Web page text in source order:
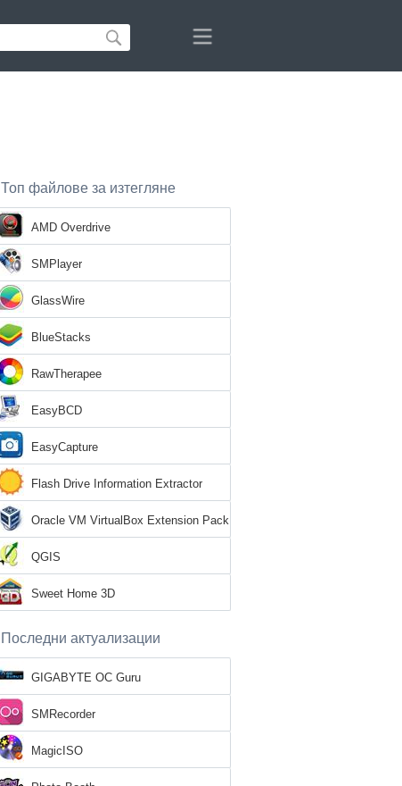
Топ файлове за изтегляне
AMD Overdrive
SMPlayer
GlassWire
BlueStacks
RawTherapee
EasyBCD
EasyCapture
Flash Drive Information Extractor
Oracle VM VirtualBox Extension Pack
QGIS
Sweet Home 3D
Последни актуализации
GIGABYTE OC Guru
SMRecorder
MagicISO